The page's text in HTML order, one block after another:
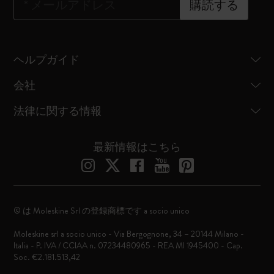
購読する
ヘルプガイド
会社
法律に関する情報
最新情報はこちら
© は Moleskine Srl の登録商標です a socio unico
Moleskine srl a socio unico - Via Bergognone, 34 – 20144 Milano -
Italia - P. IVA / CCIAA n. 07234480965 - REA MI 1945400 - Cap.
Soc. €2.181.513,42